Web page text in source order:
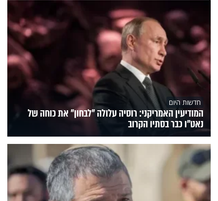
חדשות היום
המודיעין האמריקני: רוסיה עלולה "לבחון" את כוחה של
נאט"ו כבר בסתיו הקרוב